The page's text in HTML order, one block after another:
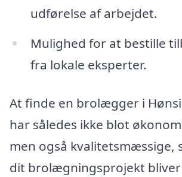
udførelse af arbejdet.
Mulighed for at bestille
fra lokale eksperter.
At finde en brolægger i
har således ikke blot
men også kvalitetsmæssige,
dit brolægningsprojekt